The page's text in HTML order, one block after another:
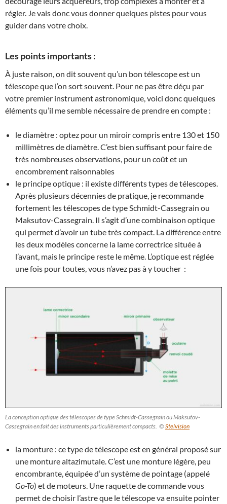
régler. Je vais donc vous donner quelques pistes pour vous
guider dans votre choix.
Les points importants :
À juste raison, on dit souvent qu’un bon télescope est un
télescope que l’on sort souvent. Pour ne pas être déçu par
votre premier instrument astronomique, voici donc quelques
éléments qu’il me semble nécessaire de prendre en compte :
le diamètre : optez pour un miroir compris entre 130 et 150
millimètres de diamètre. C’est bien suffisant pour faire de
très nombreuses observations, pour un coût et un
encombrement raisonnables
le principe optique : il existe différents types de télescopes.
Après plusieurs décennies de pratique, je recommande
fortement les télescopes de type Schmidt-Cassegrain ou
Maksutov-Cassegrain. Il s’agit d’une combinaison optique
qui permet d’avoir un tube très compact. La différence entre
les deux modèles concerne la lame correctrice située à
l’avant, mais le principe reste le même. L’optique est réglée
une fois pour toutes, vous n’avez pas à y toucher :
La conception optique des télescopes de type Schmidt-Cassegrain ou Maksutov-
Cassegrain en fait des instruments particulièrement compacts. ©Stelvision
la monture : ce type de télescope est en général proposé sur
une monture altazimutale. C’est une monture légère, peu
encombrante, équipée d’un système de pointage (appelé
Go-To) et de moteurs. Une raquette de commande vous
permet de choisir l’astre que le télescope va ensuite pointer